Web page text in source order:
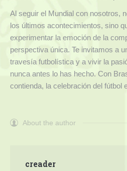
Al seguir el Mundial con nosotros,
los últimos acontecimientos, sino
experimentar la emoción de la
perspectiva única. Te invitamos a
travesía futbolística y a vivir la
nunca antes lo has hecho. Con
contienda, la celebración del fútbol
About the author
creader